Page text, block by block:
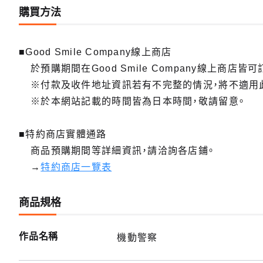
購買方法
■Good Smile Company線上商店
於預購期間在Good Smile Company線上商店皆可訂
※付款及收件地址資訊若有不完整的情況，將不適用
※於本網站記載的時間皆為日本時間，敬請留意。
■特約商店實體通路
商品預購期間等詳細資訊，請洽詢各店鋪。
→特約商店一覽表
商品規格
作品名稱 機動警察